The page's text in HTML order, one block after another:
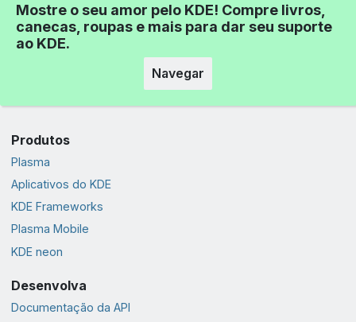
Mostre o seu amor pelo KDE! Compre livros,
canecas, roupas e mais para dar seu suporte
ao KDE.
Navegar
Produtos
Plasma
Aplicativos do KDE
KDE Frameworks
Plasma Mobile
KDE neon
Desenvolva
Documentação da API